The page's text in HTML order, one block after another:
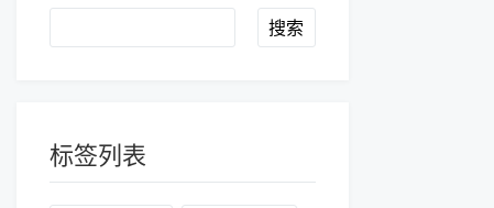
Search
标签列表